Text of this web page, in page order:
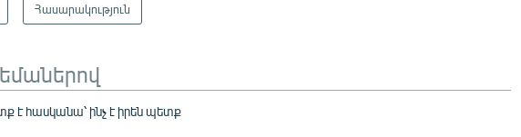
Հասարակություն
է հասկանա՝ ինչ է իրեն պետք